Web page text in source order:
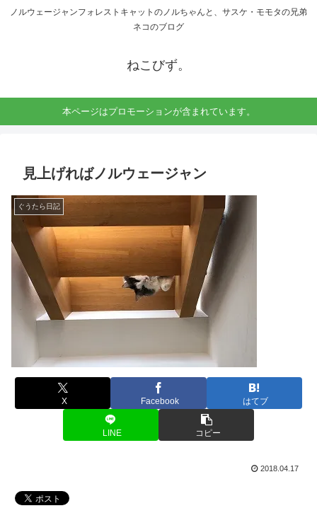
ノルウェージャンフォレストキャットのノルちゃんと、サスケ・モモタの兄弟
ネコのブログ
ねこびず。
本ページはプロモーションが含まれています。
見上げればノルウェージャン
ぐうたら日記
X Facebook はてブ
LINE コピー
2018.04.17